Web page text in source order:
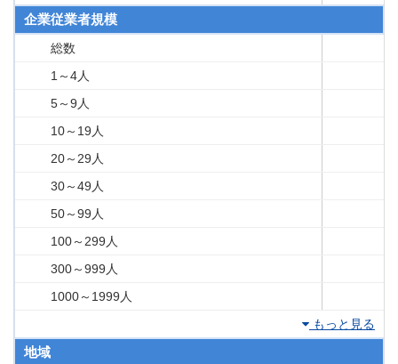
企業従業者規模
総数
1～4人
5～9人
10～19人
20～29人
30～49人
50～99人
100～299人
300～999人
1000～1999人
もっと見る
地域